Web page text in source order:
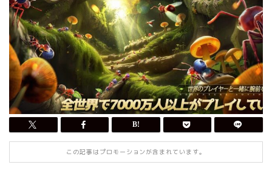
この記事はプロモーションが含まれています。